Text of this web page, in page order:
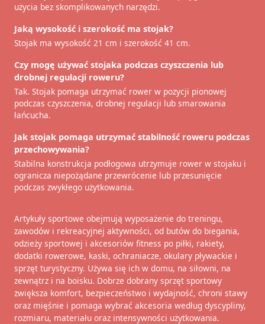
użycia bez skomplikowanych narzędzi.
Jaką wysokość i szerokość ma stojak?
Stojak ma wysokość 21 cm i szerokość 41 cm.
Czy mogę używać stojaka podczas czyszczenia lub
drobnej regulacji roweru?
Tak. Stojak pomaga utrzymać rower w pozycji pionowej
podczas czyszczenia, drobnej regulacji lub smarowania
łańcucha.
Jak stojak pomaga utrzymać stabilność roweru podczas
przechowywania?
Stabilna konstrukcja podłogowa utrzymuje rower w stojaku i
ogranicza niepożądane przewrócenie lub przesunięcie
podczas zwykłego użytkowania.
Artykuły sportowe obejmują wyposażenie do treningu,
zawodów i rekreacyjnej aktywności, od butów do biegania,
odzieży sportowej i akcesoriów fitness po piłki, rakiety,
dodatki rowerowe, kaski, ochraniacze, okulary pływackie i
sprzęt turystyczny. Używa się ich w domu, na siłowni, na
zewnątrz i na boisku. Dobrze dobrany sprzęt sportowy
zwiększa komfort, bezpieczeństwo i wydajność, chroni stawy
oraz mięśnie i pomaga wybrać akcesoria według dyscypliny,
rozmiaru, materiału oraz intensywności użytkowania.